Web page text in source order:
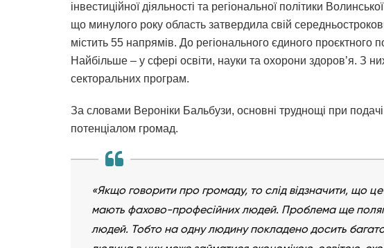
інвестиційної діяльності та регіональної політики
що минулого року область затвердила свій
містить 55 напрямів. До регіонального єдиного проєктного
Найбільше – у сфері освіти, науки та охорони здоров’я. З
секторальних програм.
За словами Вероніки Бальбузи, основні труднощі при подачі
потенціалом громад.
«Якщо говорити про громаду, то слід відзначити, що
мають фахово-професійних людей. Проблема ще
людей. Тобто на одну людину покладено досить